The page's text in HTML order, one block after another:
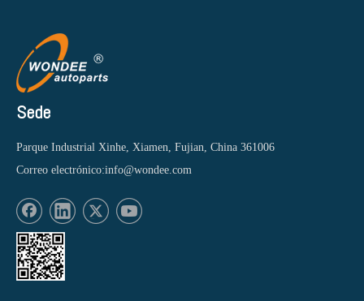
Sede
Parque Industrial Xinhe, Xiamen, Fujian, China 361006
Correo electrónico:info@wondee.com